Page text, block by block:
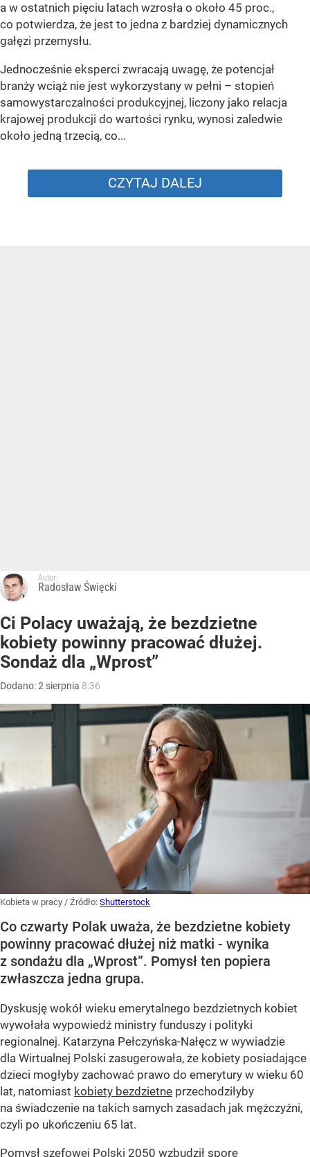
a w ostatnich pięciu latach wzrosła o około 45 proc.,
co potwierdza, że jest to jedna z bardziej dynamicznych
gałęzi przemysłu.
Jednocześnie eksperci zwracają uwagę, że potencjał
branży wciąż nie jest wykorzystany w pełni – stopień
samowystarczalności produkcyjnej, liczony jako relacja
krajowej produkcji do wartości rynku, wynosi zaledwie
około jedną trzecią, co...
CZYTAJ DALEJ
Autor:
Radosław Święcki
Ci Polacy uważają, że bezdzietne
kobiety powinny pracować dłużej.
Sondaż dla „Wprost”
Dodano:2 sierpnia 8:36
Kobieta w pracy / Źródło: Shutterstock
Co czwarty Polak uważa, że bezdzietne kobiety
powinny pracować dłużej niż matki - wynika
z sondażu dla „Wprost”. Pomysł ten popiera
zwłaszcza jedna grupa.
Dyskusję wokół wieku emerytalnego bezdzietnych kobiet
wywołała wypowiedź ministry funduszy i polityki
regionalnej. Katarzyna Pełczyńska-Nałęcz w wywiadzie
dla Wirtualnej Polski zasugerowała, że kobiety posiadające
dzieci mogłyby zachować prawo do emerytury w wieku 60
lat, natomiast kobiety bezdzietne przechodziłyby
na świadczenie na takich samych zasadach jak mężczyźni,
czyli po ukończeniu 65 lat.
Pomysł szefowej Polski 2050 wzbudził spore